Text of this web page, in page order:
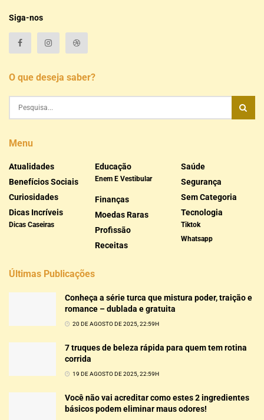
Siga-nos
O que deseja saber?
Menu
Atualidades
Benefícios Sociais
Curiosidades
Dicas Incríveis
Dicas Caseiras
Educação
Enem E Vestibular
Finanças
Moedas Raras
Profissão
Receitas
Saúde
Segurança
Sem Categoria
Tecnologia
Tiktok
Whatsapp
Últimas Publicações
Conheça a série turca que mistura poder, traição e
romance – dublada e gratuita
20 DE AGOSTO DE 2025, 22:59H
7 truques de beleza rápida para quem tem rotina
corrida
19 DE AGOSTO DE 2025, 22:59H
Você não vai acreditar como estes 2 ingredientes
básicos podem eliminar maus odores!